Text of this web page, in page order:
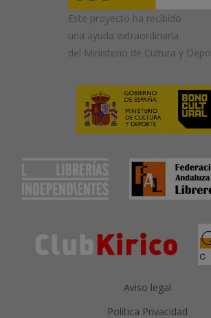
Este proyecto ha recibido
una ayuda extraordinaria
del Ministerio de Cultura y
Aviso legal
Política Privacidad